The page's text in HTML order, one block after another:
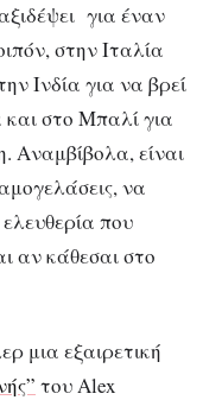
για έναν
στην Ιταλία
Ινδία για να βρεί
στο Μπαλί για
Αναμβίβολα, είναι
να
που
αν κάθεσαι στο
μια εξαιρετική
του Alex